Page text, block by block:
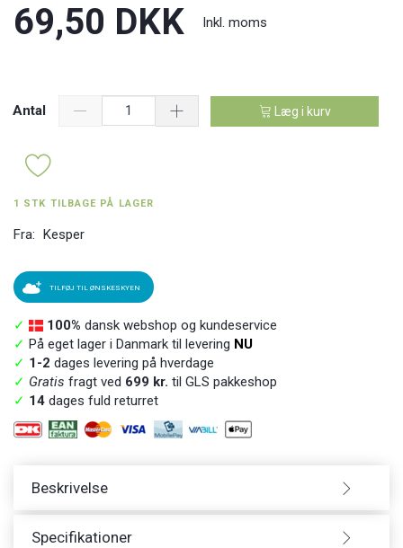
69,50 DKK Inkl. moms
Antal Læg i kurv
1 STK TILBAGE PÅ LAGER
Fra: Kesper
TILFØJ TIL ØNSKESKYEN
✓ 100% dansk webshop og kundeservice
✓ På eget lager i Danmark til levering NU
✓ 1-2 dages levering på hverdage
✓ Gratis fragt ved 699 kr. til GLS pakkeshop
✓ 14 dages fuld returret
Beskrivelse
Specifikationer